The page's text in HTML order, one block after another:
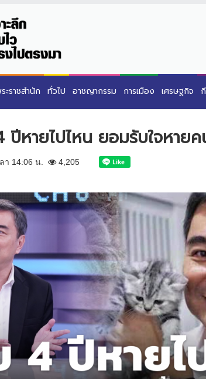
ะราชสำนัก ทั่วไป อาชญากรรม การเมือง เศรษฐกิจ
หายไปไหน ยอมรับใจหาย
า 14:06 น. 4,205